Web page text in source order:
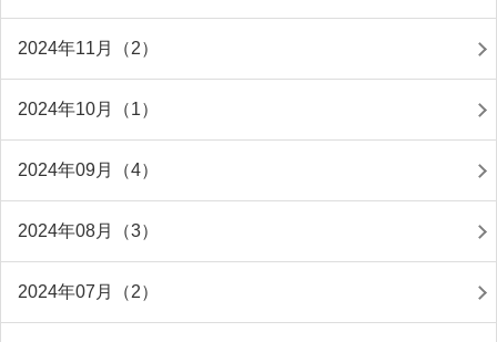
2024年11月（2）
2024年10月（1）
2024年09月（4）
2024年08月（3）
2024年07月（2）